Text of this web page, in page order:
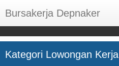
Bursakerja Depnaker
About Me
Disclaimer
Kategori Lowongan Kerja